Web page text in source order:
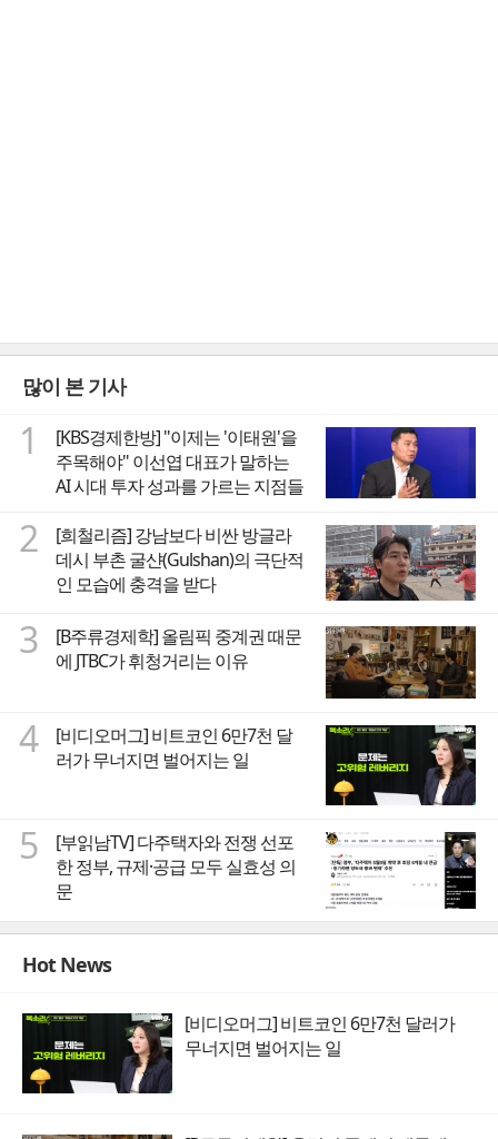
많이 본 기사
1
[KBS경제한방] "이제는 '이태원'을
주목해야" 이선엽 대표가 말하는
AI 시대 투자 성과를 가르는 지점들
2
[희철리즘] 강남보다 비싼 방글라
데시 부촌 굴샨(Gulshan)의 극단적
인 모습에 충격을 받다
3
[B주류경제학] 올림픽 중계권 때문
에 JTBC가 휘청거리는 이유
4
[비디오머그] 비트코인 6만7천 달
러가 무너지면 벌어지는 일
5
[부읽남TV] 다주택자와 전쟁 선포
한 정부, 규제·공급 모두 실효성 의
문
Hot News
[비디오머그] 비트코인 6만7천 달러가
무너지면 벌어지는 일